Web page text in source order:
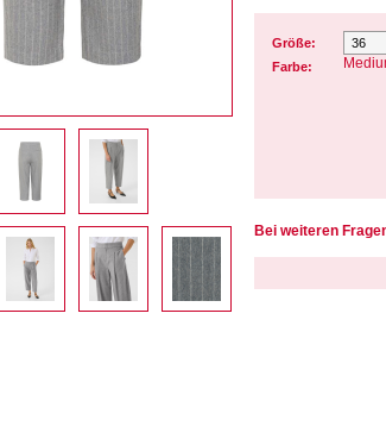
Größe:
Farbe:
Bei weiteren